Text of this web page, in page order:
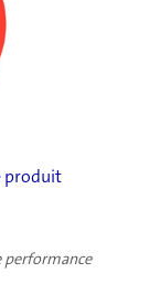
produit
performance